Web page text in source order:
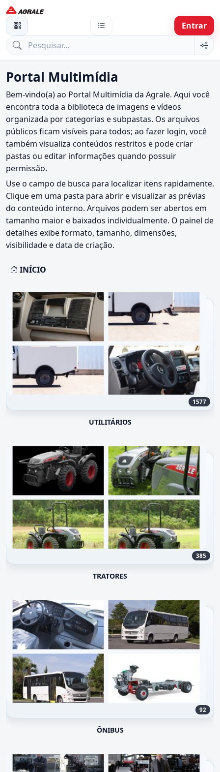
Entrar
Portal Multimídia
Bem-vindo(a) ao Portal Multimídia da Agrale. Aqui você
encontra toda a biblioteca de imagens e vídeos
organizada por categorias e subpastas. Os arquivos
públicos ficam visíveis para todos; ao fazer login, você
também visualiza conteúdos restritos e pode criar
pastas ou editar informações quando possuir
permissão.
Use o campo de busca para localizar itens rapidamente.
Clique em uma pasta para abrir e visualizar as prévias
do conteúdo interno. Arquivos podem ser abertos em
tamanho maior e baixados individualmente. O painel de
detalhes exibe formato, tamanho, dimensões,
visibilidade e data de criação.
INÍCIO
1577
UTILITÁRIOS
385
TRATORES
92
ÔNIBUS